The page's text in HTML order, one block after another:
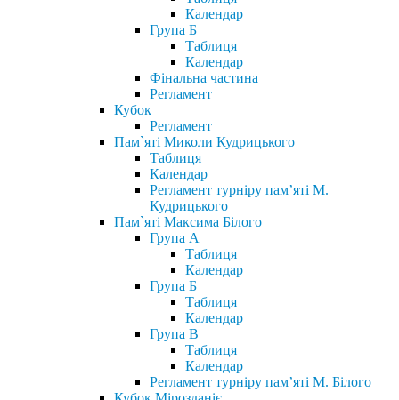
Календар
Група Б
Таблиця
Календар
Фінальна частина
Регламент
Кубок
Регламент
Пам`яті Миколи Кудрицького
Таблиця
Календар
Регламент турніру пам’яті М.
Кудрицького
Пам`яті Максима Білого
Група А
Таблиця
Календар
Група Б
Таблиця
Календар
Група В
Таблиця
Календар
Регламент турніру пам’яті М. Білого